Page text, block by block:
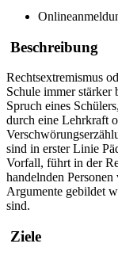
Beschreibung
Rechtsextremismus
Schule immer stärker
Spruch eines
durch eine Lehrkraft
sind in erster Linie
Vorfall, führt in der
handelnden
Argumente gebildet
sind.
Ziele